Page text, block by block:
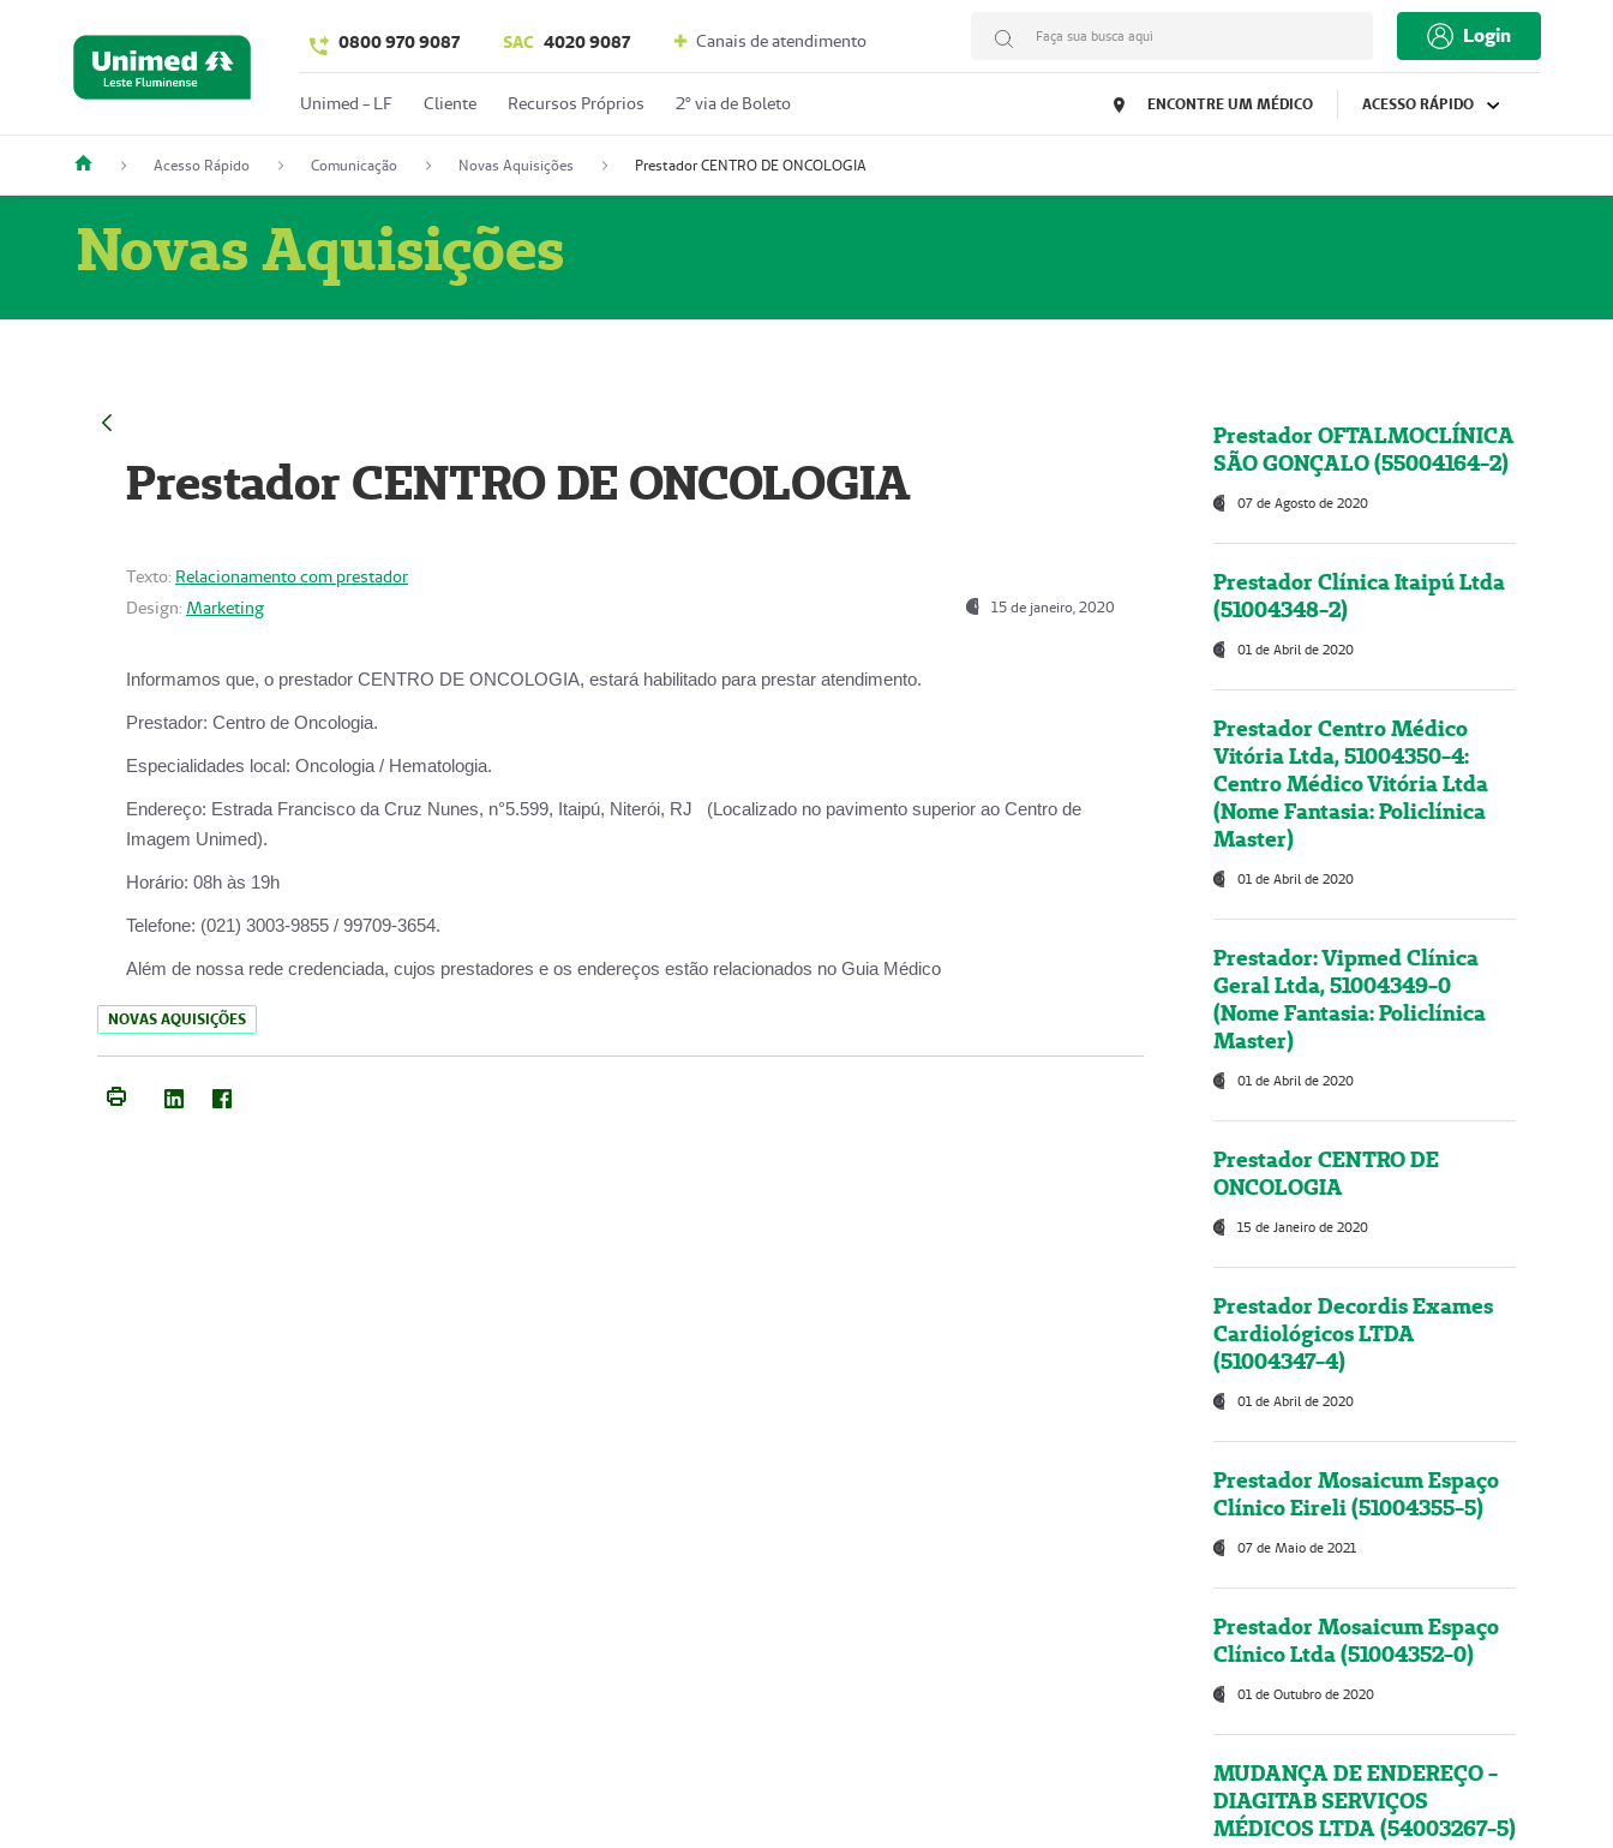
0800 970 9087 SAC 4020 9087 Canais de atendimento Faça sua busca aqui Login
Unimed - LF Cliente Recursos Próprios 2º via de Boleto ENCONTRE UM MÉDICO ACESSO RÁPIDO
Acesso Rápido Comunicação Novas Aquisições Prestador CENTRO DE ONCOLOGIA
Novas Aquisições
Prestador CENTRO DE ONCOLOGIA
Texto: Relacionamento com prestador
Design: Marketing 15 de janeiro, 2020
Informamos que, o prestador CENTRO DE ONCOLOGIA, estará habilitado para prestar atendimento.
Prestador: Centro de Oncologia.
Especialidades local: Oncologia / Hematologia.
Endereço: Estrada Francisco da Cruz Nunes, n°5.599, Itaipú, Niterói, RJ (Localizado no pavimento superior ao Centro de
Imagem Unimed).
Horário: 08h às 19h
Telefone: (021) 3003-9855 / 99709-3654.
Além de nossa rede credenciada, cujos prestadores e os endereços estão relacionados no Guia Médico
NOVAS AQUISIÇÕES
Prestador OFTALMOCLÍNICA
SÃO GONÇALO (55004164-2)
07 de Agosto de 2020
Prestador Clínica Itaipú Ltda
(51004348-2)
01 de Abril de 2020
Prestador Centro Médico
Vitória Ltda, 51004350-4:
Centro Médico Vitória Ltda
(Nome Fantasia: Policlínica
Master)
01 de Abril de 2020
Prestador: Vipmed Clínica
Geral Ltda, 51004349-0
(Nome Fantasia: Policlínica
Master)
01 de Abril de 2020
Prestador CENTRO DE
ONCOLOGIA
15 de Janeiro de 2020
Prestador Decordis Exames
Cardiológicos LTDA
(51004347-4)
01 de Abril de 2020
Prestador Mosaicum Espaço
Clínico Eireli (51004355-5)
07 de Maio de 2021
Prestador Mosaicum Espaço
Clínico Ltda (51004352-0)
01 de Outubro de 2020
MUDANÇA DE ENDEREÇO -
DIAGITAB SERVIÇOS
MÉDICOS LTDA (54003267-5)